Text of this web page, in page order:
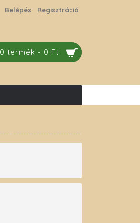
Belépés Regisztráció
0 termék - 0 Ft